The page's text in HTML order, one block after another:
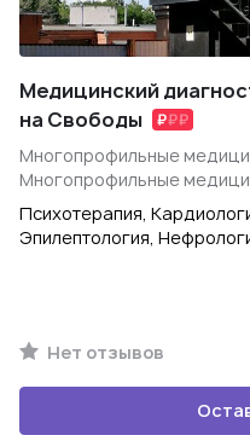
Медицинский
на Свободы
Многопрофильные
Многопрофильные
Психотерапия,
Эпилептология,
Нет отзывов